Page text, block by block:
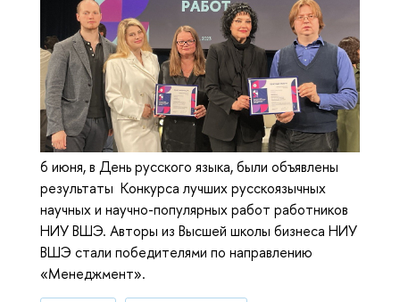
6 июня, в День русского языка, были объявлены
результаты Конкурса лучших русскоязычных
научных и научно-популярных работ работников
НИУ ВШЭ. Авторы из Высшей школы бизнеса НИУ
ВШЭ стали победителями по направлению
«Менеджмент».